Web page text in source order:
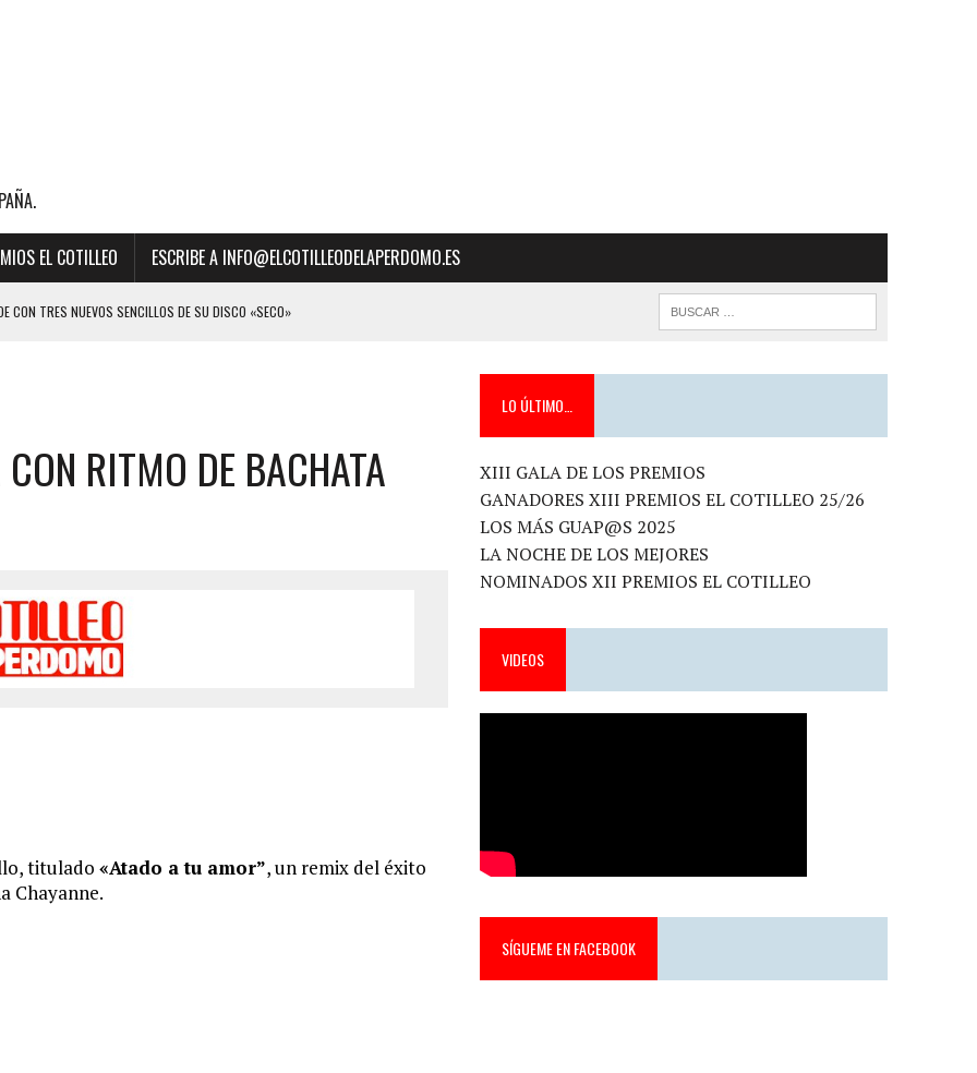
EL COTILLEO ESCRIBE A INFO@ELCOTILLEODELAPERDOMO.ES
CON TRES NUEVOS SENCILLOS DE SU DISCO «SECO»
DE LA MÚSICA 2023 A “MEJOR CANCIÓN LATINA” POR SU ÉXITO
EN LA X GALA DE LOS PREMIOS EL COTILLEO
LA CANTINA!
DE SANDRA LORENA PERDOMO EN YOUTUBE, «EL COTILLEO DE LA PERDOMO
RITMO DE BACHATA
titulado «Atado a tu amor”, un remix del éxito
Chayanne.
LO ÚLTIMO…
XIII GALA DE LOS PREMIOS
GANADORES XIII PREMIOS EL COTILLEO 25/26
LOS MÁS GUAP@S 2025
LA NOCHE DE LOS MEJORES
NOMINADOS XII PREMIOS EL COTILLEO
VIDEOS
SÍGUEME EN FACEBOOK